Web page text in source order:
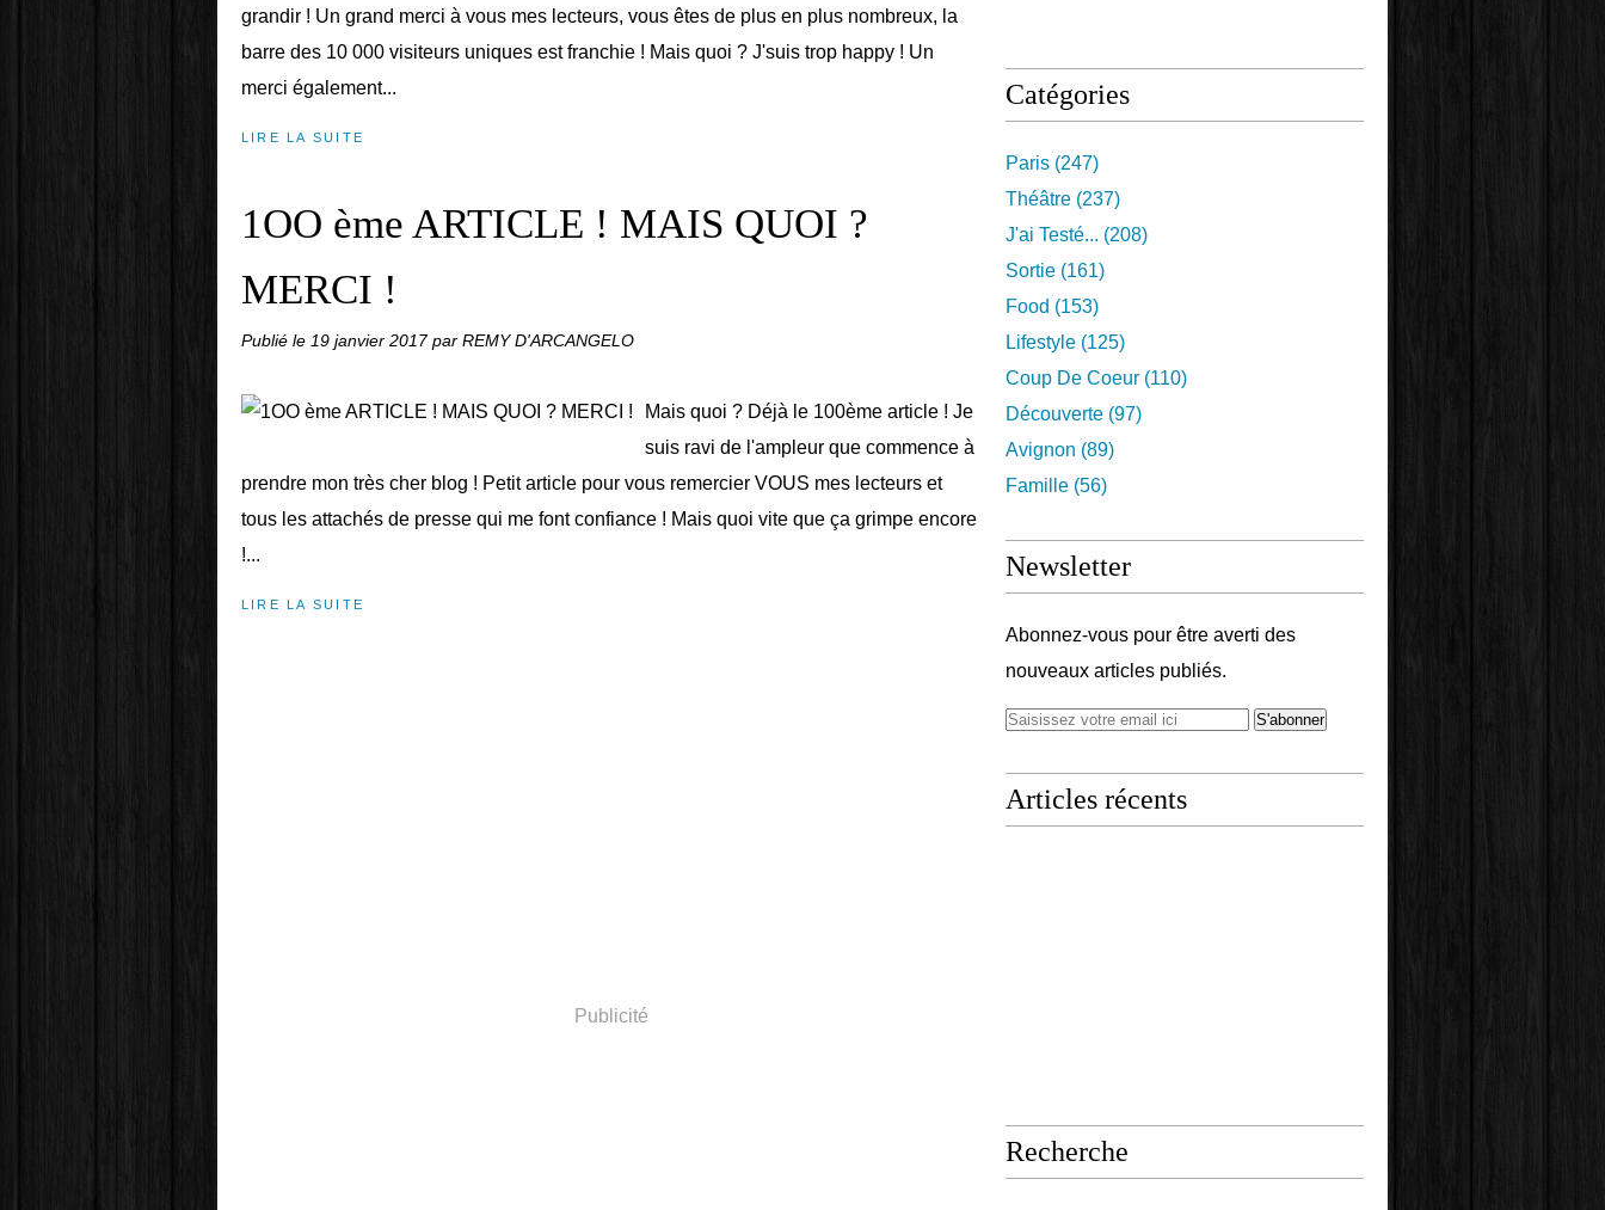
grandir ! Un grand merci à vous mes lecteurs, vous êtes de plus en plus nombreux, la
barre des 10 000 visiteurs uniques est franchie ! Mais quoi ? J'suis trop happy ! Un
merci également...
LIRE LA SUITE
1OO ème ARTICLE ! MAIS QUOI ?
MERCI !
Publié le 19 janvier 2017par REMY D'ARCANGELO
Mais quoi ? Déjà le 100ème article ! Je
suis ravi de l'ampleur que commence à
prendre mon très cher blog ! Petit article pour vous remercier VOUS mes lecteurs et
tous les attachés de presse qui me font confiance ! Mais quoi vite que ça grimpe encore
!...
LIRE LA SUITE
Publicité
Catégories
Paris (247)
Théâtre (237)
J'ai Testé... (208)
Sortie (161)
Food (153)
Lifestyle (125)
Coup De Coeur (110)
Découverte (97)
Avignon (89)
Famille (56)
Newsletter
Abonnez-vous pour être averti des
nouveaux articles publiés.
Articles récents
Recherche